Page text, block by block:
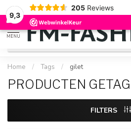
9,3
205 Reviews
Check onzesale artikelenvoor flinke
MENU
Home / Tags / gilet
PRODUCTEN
FILTERS